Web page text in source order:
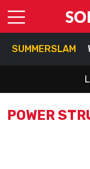
SUMMERSLAM
POWER